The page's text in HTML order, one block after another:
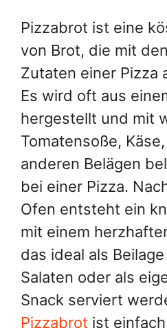
Pizzabrot ist eine
von Brot, die mit
Zutaten einer Pizza
Es wird oft aus
hergestellt und mit
Tomatensoße,
anderen Belägen
bei einer Pizza.
Ofen entsteht ein
mit einem
das ideal als
Salaten oder als
Snack serviert
Pizzabrot ist